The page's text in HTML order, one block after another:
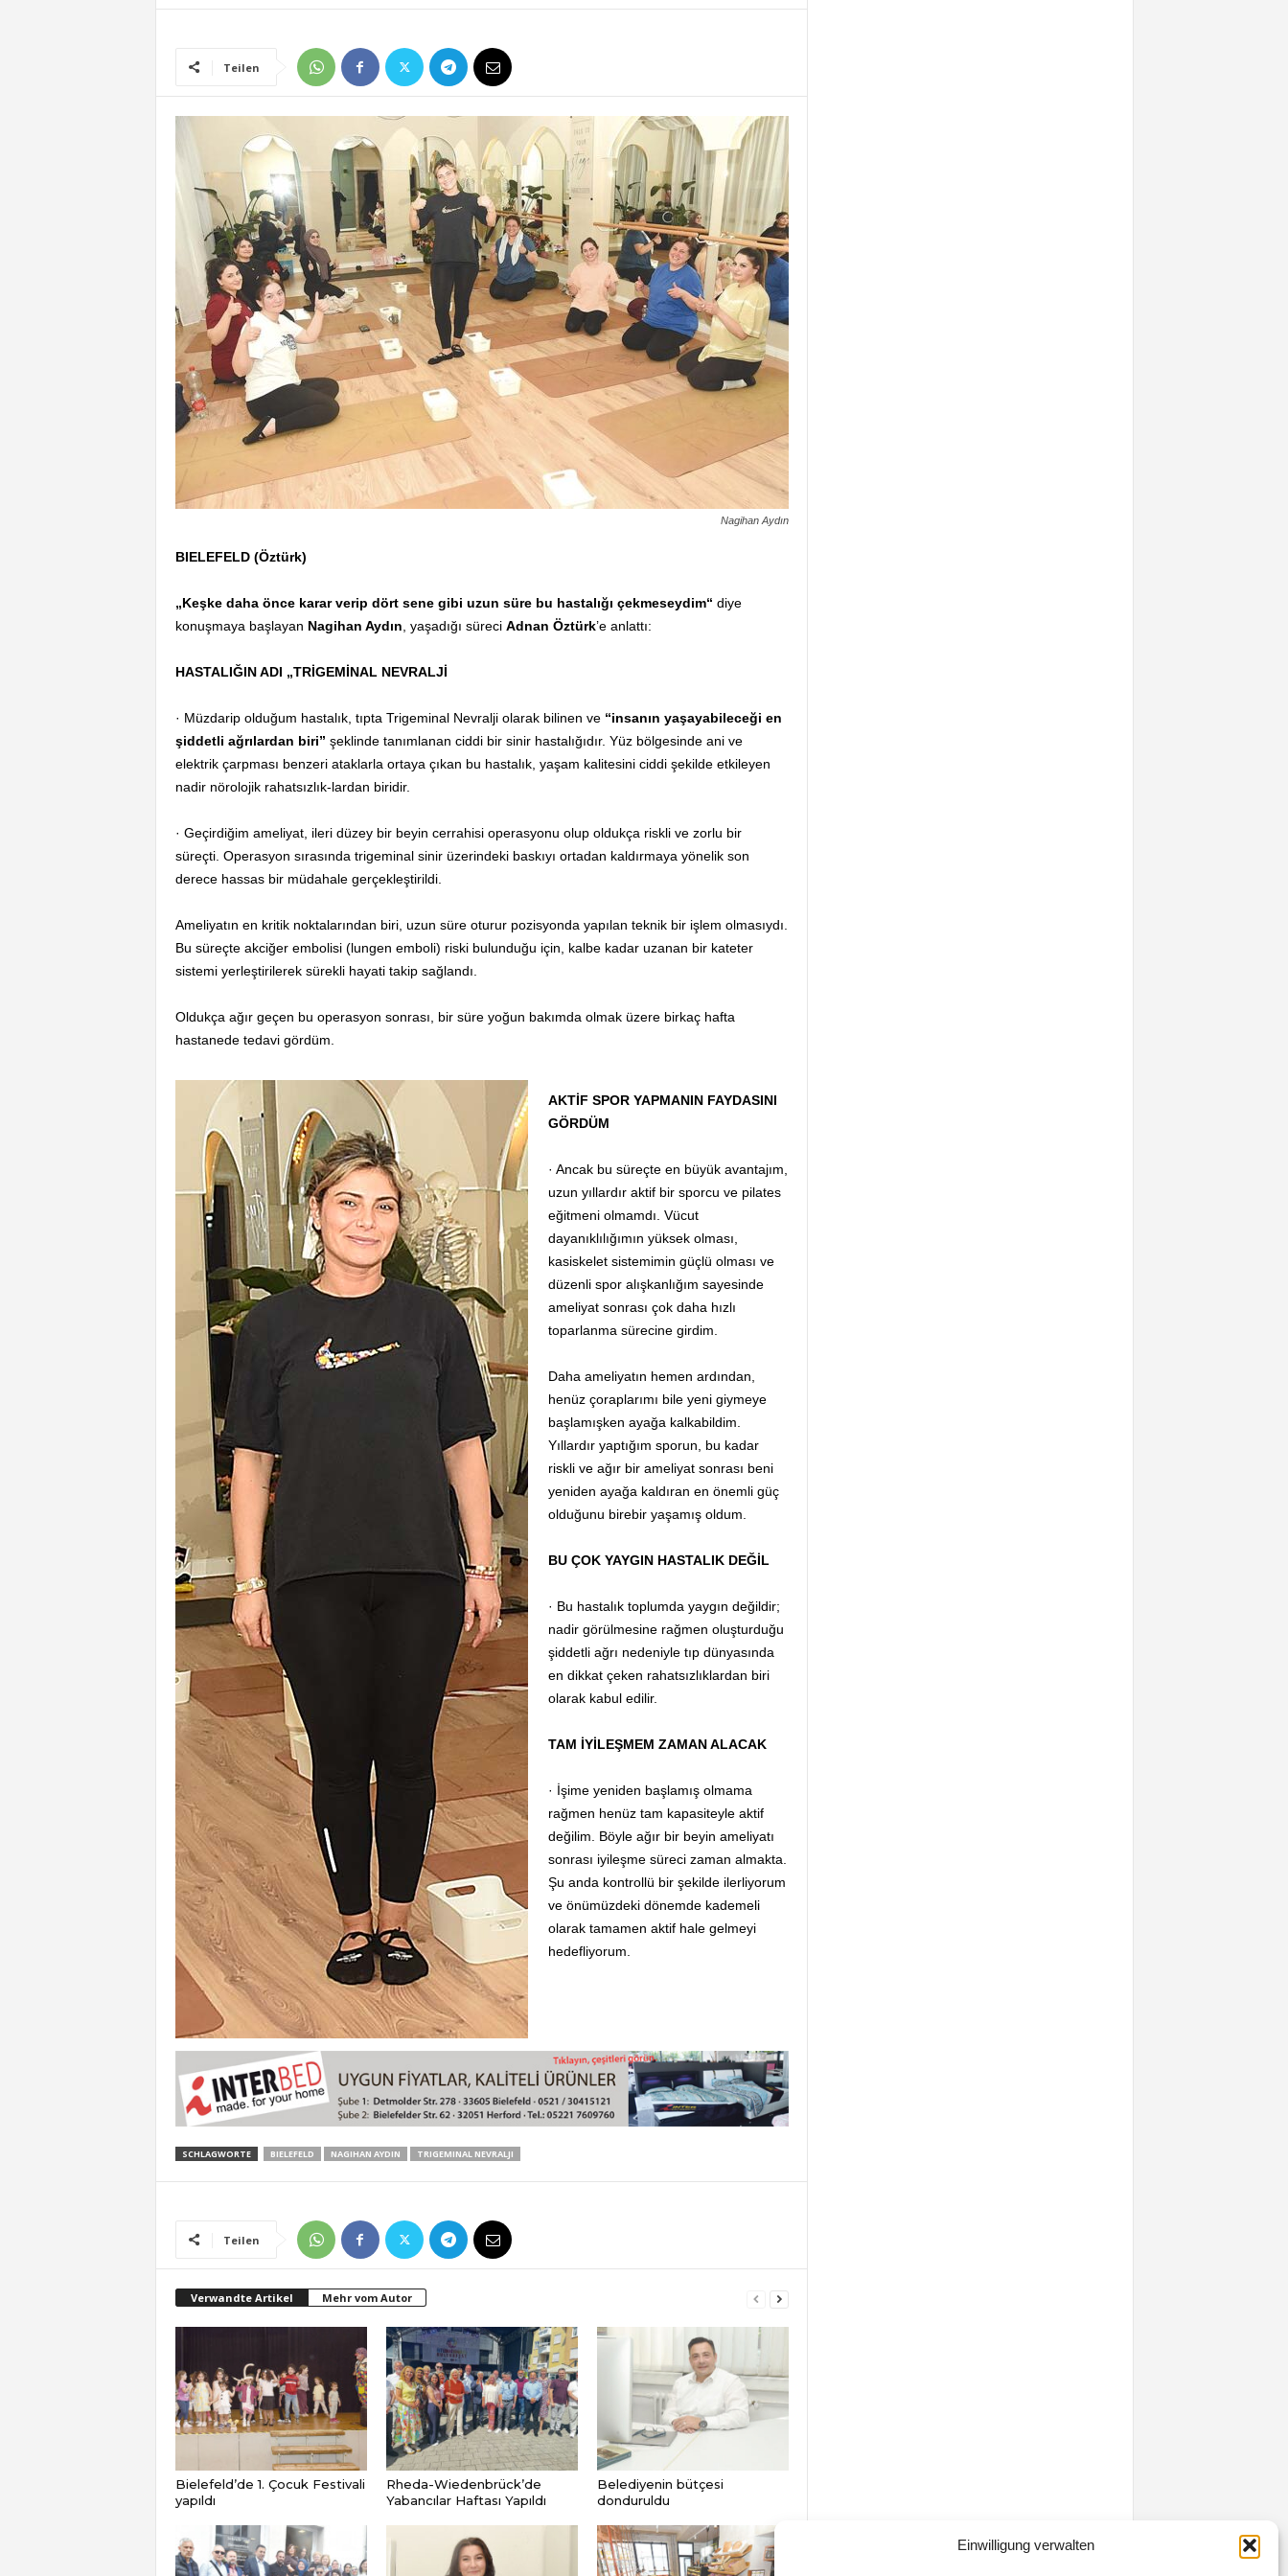
Einwilligung verwalten
Teilen
Nagihan Aydın
BIELEFELD (Öztürk)
„Keşke daha önce karar verip dört sene gibi uzun süre bu hastalığı çekmeseydim“ diye
konuşmaya başlayan Nagihan Aydın , yaşadığı süreci Adnan Öztürk’e anlattı:
HASTALIĞIN ADI „TRİGEMİNAL NEVRALJİ
· Müzdarip olduğum hastalık, tıpta Trigeminal Nevralji olarak bilinen ve “insanın yaşayabileceği en
şiddetli ağrılardan biri” şeklinde tanımlanan ciddi bir sinir hastalığıdır. Yüz bölgesinde ani ve
elektrik çarpması benzeri ataklarla ortaya çıkan bu hastalık, yaşam kalitesini ciddi şekilde etkileyen
nadir nörolojik rahatsızlık-lardan biridir.
· Geçirdiğim ameliyat, ileri düzey bir beyin cerrahisi operasyonu olup oldukça riskli ve zorlu bir
süreçti. Operasyon sırasında trigeminal sinir üzerindeki baskıyı ortadan kaldırmaya yönelik son
derece hassas bir müdahale gerçekleştirildi.
Ameliyatın en kritik noktalarından biri, uzun süre oturur pozisyonda yapılan teknik bir işlem olmasıydı.
Bu süreçte akciğer embolisi (lungen emboli) riski bulunduğu için, kalbe kadar uzanan bir kateter
sistemi yerleştirilerek sürekli hayati takip sağlandı.
Oldukça ağır geçen bu operasyon sonrası, bir süre yoğun bakımda olmak üzere birkaç hafta
hastanede tedavi gördüm.
AKTİF SPOR YAPMANIN FAYDASINI
GÖRDÜM
· Ancak bu süreçte en büyük avantajım,
uzun yıllardır aktif bir sporcu ve pilates
eğitmeni olmamdı. Vücut
dayanıklılığımın yüksek olması,
kasiskelet sistemimin güçlü olması ve
düzenli spor alışkanlığım sayesinde
ameliyat sonrası çok daha hızlı
toparlanma sürecine girdim.
Daha ameliyatın hemen ardından,
henüz çoraplarımı bile yeni giymeye
başlamışken ayağa kalkabildim.
Yıllardır yaptığım sporun, bu kadar
riskli ve ağır bir ameliyat sonrası beni
yeniden ayağa kaldıran en önemli güç
olduğunu birebir yaşamış oldum.
BU ÇOK YAYGIN HASTALIK DEĞİL
· Bu hastalık toplumda yaygın değildir;
nadir görülmesine rağmen oluşturduğu
şiddetli ağrı nedeniyle tıp dünyasında
en dikkat çeken rahatsızlıklardan biri
olarak kabul edilir.
TAM İYİLEŞMEM ZAMAN ALACAK
· İşime yeniden başlamış olmama
rağmen henüz tam kapasiteyle aktif
değilim. Böyle ağır bir beyin ameliyatı
sonrası iyileşme süreci zaman almakta.
Şu anda kontrollü bir şekilde ilerliyorum
ve önümüzdeki dönemde kademeli
olarak tamamen aktif hale gelmeyi
hedefliyorum.
SCHLAGWORTE BIELEFELD NAGIHAN AYDIN TRIGEMINAL NEVRALJI
Teilen
Verwandte Artikel Mehr vom Autor
Bielefeld’de 1. Çocuk Festivali
yapıldı
Rheda-Wiedenbrück’de
Yabancılar Haftası Yapıldı
Belediyenin bütçesi
donduruldu